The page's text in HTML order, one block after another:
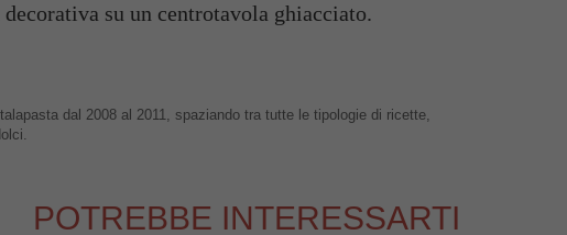
su un centrotavola ghiacciato.
dal 2008 al 2011, spaziando tra tutte le tipologie di ricette,
POTREBBE INTERESSARTI